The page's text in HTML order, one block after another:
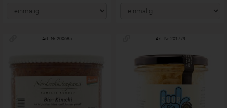
Art.-Nr. 200685 Art.-Nr. 201779